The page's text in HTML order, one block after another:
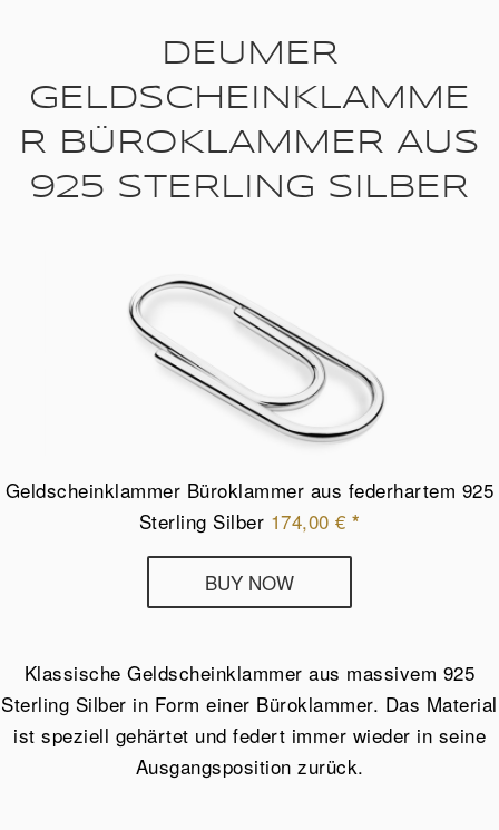
DEUMER
GELDSCHEINKLAMME
R BÜROKLAMMER AUS
925 STERLING SILBER
Geldscheinklammer Büroklammer aus federhartem 925
Sterling Silber 174,00 € *
Geldscheinklammer
aus
925
Sterling
BUY NOW
Klassische Geldscheinklammer aus massivem 925
Sterling Silber in Form einer Büroklammer. Das Material
ist speziell gehärtet und federt immer wieder in seine
Ausgangsposition zurück.